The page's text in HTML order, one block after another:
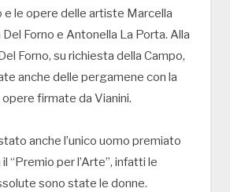
e le opere delle artiste Marcella
Del Forno e Antonella La Porta. Alla
Forno, su richiesta della Campo,
anche delle pergamene con la
firmate da Vianini.
anche l’unico uomo premiato
“Premio per l’Arte”, infatti le
sono state le donne.